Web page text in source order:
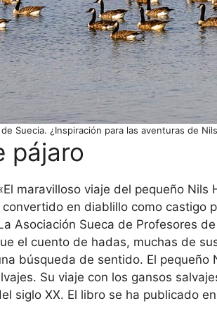
Suecia. ¿Inspiración para las aventuras de
pájaro
maravilloso viaje del pequeño Nils
en diablillo como castigo
Asociación Sueca de Profesores
el cuento de hadas, muchas de
búsqueda de sentido. El pequeño
Su viaje con los gansos
siglo XX. El libro se ha publicado